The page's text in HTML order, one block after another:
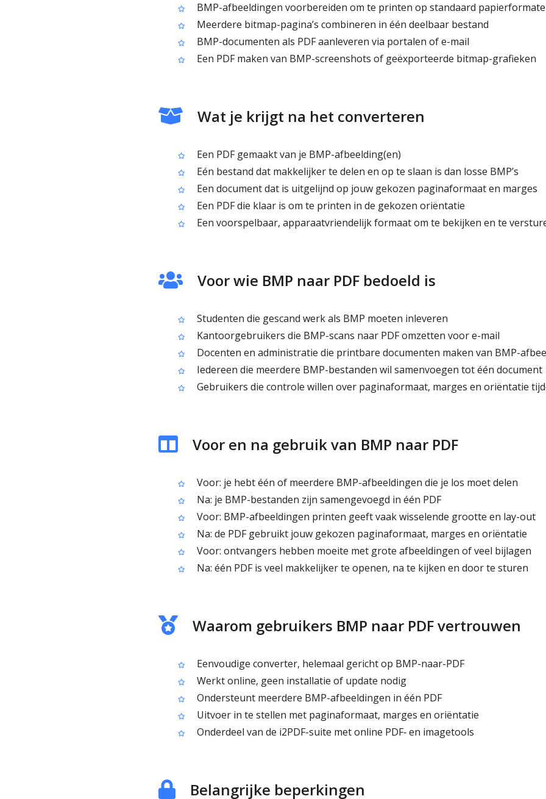
BMP-afbeeldingen voorbereiden om te printen op standaard
Meerdere bitmap-pagina’s combineren in één deelbaar bestand
BMP-documenten als PDF aanleveren via portalen of e-mail
Een PDF maken van BMP-screenshots of geëxporteerde bitmap-grafieken
Wat je krijgt na het converteren
Een PDF gemaakt van je BMP-afbeelding(en)
Eén bestand dat makkelijker te delen en op te slaan is dan losse BMP’s
Een document dat is uitgelijnd op jouw gekozen paginaformaat en marges
Een PDF die klaar is om te printen in de gekozen oriëntatie
Een voorspelbaar, apparaatvriendelijk formaat om te bekijken en te
Voor wie BMP naar PDF bedoeld is
Studenten die gescand werk als BMP moeten inleveren
Kantoorgebruikers die BMP-scans naar PDF omzetten voor e-mail
Docenten en administratie die printbare documenten maken van BMP-
Iedereen die meerdere BMP-bestanden wil samenvoegen tot één document
Gebruikers die controle willen over paginaformaat, marges en oriëntatie
Voor en na gebruik van BMP naar PDF
Voor: je hebt één of meerdere BMP-afbeeldingen die je los moet delen
Na: je BMP-bestanden zijn samengevoegd in één PDF
Voor: BMP-afbeeldingen printen geeft vaak wisselende grootte en lay-out
Na: de PDF gebruikt jouw gekozen paginaformaat, marges en oriëntatie
Voor: ontvangers hebben moeite met grote afbeeldingen of veel bijlagen
Na: één PDF is veel makkelijker te openen, na te kijken en door te sturen
Waarom gebruikers BMP naar PDF vertrouwen
Eenvoudige converter, helemaal gericht op BMP-naar-PDF
Werkt online, geen installatie of update nodig
Ondersteunt meerdere BMP-afbeeldingen in één PDF
Uitvoer in te stellen met paginaformaat, marges en oriëntatie
Onderdeel van de i2PDF-suite met online PDF‑ en imagetools
Belangrijke beperkingen